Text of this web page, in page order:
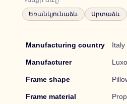
Եռանկյունաձև Սրտաձև
Manufacturing country Italy
Manufacturer
Frame shape
Frame material